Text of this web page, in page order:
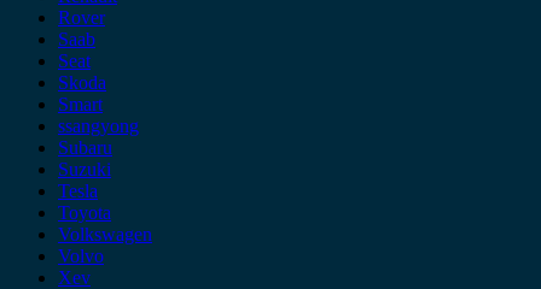
Rover
Saab
Seat
Skoda
Smart
ssangyong
Subaru
Suzuki
Tesla
Toyota
Volkswagen
Volvo
Xev